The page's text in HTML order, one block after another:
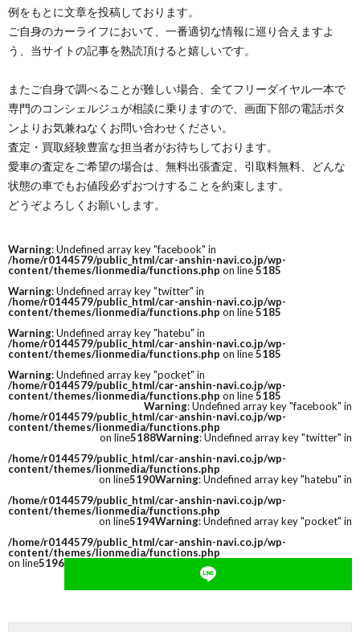
例をもとに文章を投稿しております。
ご自身のカーライフにおいて、一番適切な情報に巡り合えますよ
う、当サイトの記事を熟読頂けると嬉しいです。
またご自身で調べることが難しい場合、全てフリーダイヤル一本で
専門のコンシェルジュが相談に乗りますので、画面下部の電話ボタ
ンよりお気兼ねなくお問い合わせください。
査定・買取経験豊富な担当者がお待ちしております。
愛車の査定をご希望の場合は、無料出張査定、引取料無料、どんな
状態の車でもお値段必ずおつけすることを約束します。
どうぞよろしくお願いします。
Warning: Undefined array key "facebook" in
/home/r0144579/public_html/car-anshin-navi.co.jp/wp-
content/themes/lionmedia/functions.php on line5185
Warning: Undefined array key "twitter" in
/home/r0144579/public_html/car-anshin-navi.co.jp/wp-
content/themes/lionmedia/functions.php on line5185
Warning: Undefined array key "hatebu" in
/home/r0144579/public_html/car-anshin-navi.co.jp/wp-
content/themes/lionmedia/functions.php on line5185
Warning: Undefined array key "pocket" in
/home/r0144579/public_html/car-anshin-navi.co.jp/wp-
content/themes/lionmedia/functions.php on line5185
Warning: Undefined array key "facebook" in
/home/r0144579/public_html/car-anshin-navi.co.jp/wp-
content/themes/lionmedia/functions.php
on line5188Warning: Undefined array key "twitter" in
/home/r0144579/public_html/car-anshin-navi.co.jp/wp-
content/themes/lionmedia/functions.php
on line5190Warning: Undefined array key "hatebu" in
/home/r0144579/public_html/car-anshin-navi.co.jp/wp-
content/themes/lionmedia/functions.php
on line5194Warning: Undefined array key "pocket" in
/home/r0144579/public_html/car-anshin-navi.co.jp/wp-
content/themes/lionmedia/functions.php
on line5196